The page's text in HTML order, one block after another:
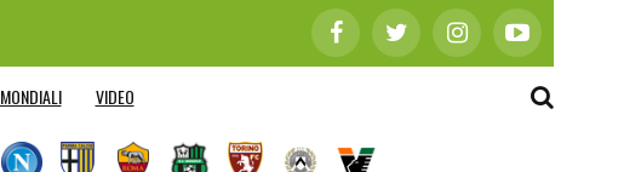
MONDIALI VIDEO